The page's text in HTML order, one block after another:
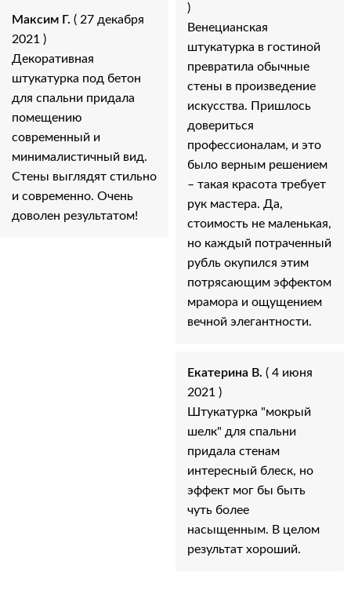
Максим Г. ( 27 декабря
2021 )
Декоративная
штукатурка под бетон
для спальни придала
помещению
современный и
минималистичный вид.
Стены выглядят стильно
и современно. Очень
доволен результатом!
)
Венецианская
штукатурка в гостиной
превратила обычные
стены в произведение
искусства. Пришлось
довериться
профессионалам, и это
было верным решением
– такая красота требует
рук мастера. Да,
стоимость не маленькая,
но каждый потраченный
рубль окупился этим
потрясающим эффектом
мрамора и ощущением
вечной элегантности.
Екатерина В. ( 4 июня
2021 )
Штукатурка "мокрый
шелк" для спальни
придала стенам
интересный блеск, но
эффект мог бы быть
чуть более
насыщенным. В целом
результат хороший.